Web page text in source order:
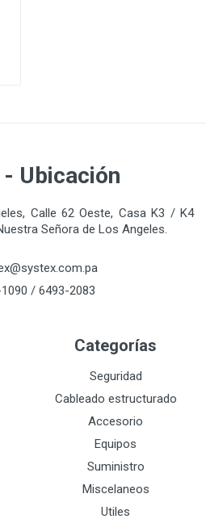
Ubicación
Calle 62 Oeste, Casa K3 / K4
Señora de Los Angeles.
/ 6493-2083
Categorías
Seguridad
Cableado estructurado
Accesorio
Equipos
Suministro
Miscelaneos
Utiles